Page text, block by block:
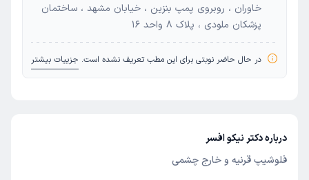
خاوران ، روبروی پمپ بنزین ، خیابان مشهد ، ساختمان
پزشکان ملودی ، پلاک ۸ واحد ۱۶
در حال حاضر نوبتی برای این مطب تعریف نشده است. جزییات بیشتر
درباره دکتر نیکو افسر
فلوشیپ قرنیه و خارج چشمی